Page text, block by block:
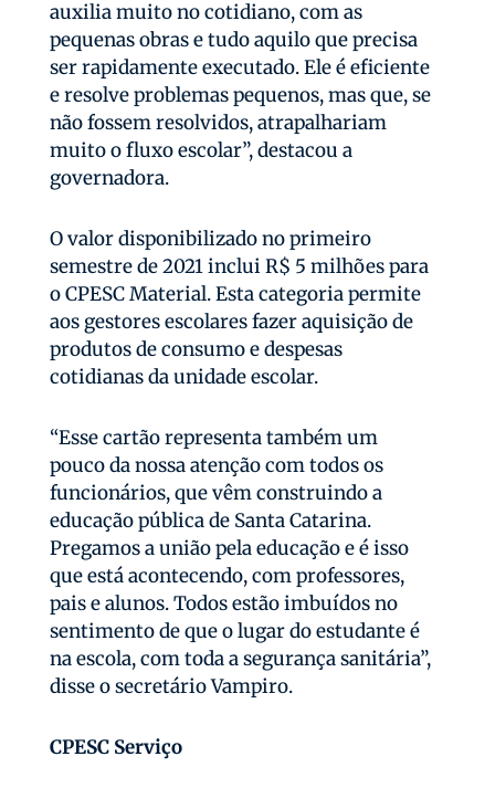
auxilia muito no cotidiano, com as
pequenas obras e tudo aquilo que precisa
ser rapidamente executado. Ele é eficiente
e resolve problemas pequenos, mas que, se
não fossem resolvidos, atrapalhariam
muito o fluxo escolar”, destacou a
governadora.
O valor disponibilizado no primeiro
semestre de 2021 inclui R$ 5 milhões para
o CPESC Material. Esta categoria permite
aos gestores escolares fazer aquisição de
produtos de consumo e despesas
cotidianas da unidade escolar.
“Esse cartão representa também um
pouco da nossa atenção com todos os
funcionários, que vêm construindo a
educação pública de Santa Catarina.
Pregamos a união pela educação e é isso
que está acontecendo, com professores,
pais e alunos. Todos estão imbuídos no
sentimento de que o lugar do estudante é
na escola, com toda a segurança sanitária”,
disse o secretário Vampiro.
CPESC Serviço